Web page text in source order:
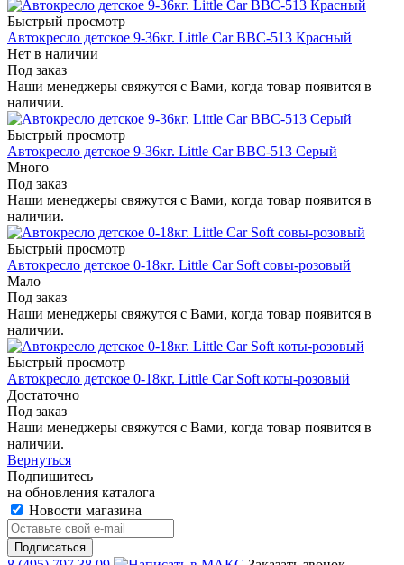
Быстрый просмотр
Автокресло детское 9-36кг. Little Car BBC-513 Красный
Нет в наличии
Под заказ
Наши менеджеры свяжутся с Вами, когда товар появится в
наличии.
Быстрый просмотр
Автокресло детское 9-36кг. Little Car BBC-513 Серый
Много
Под заказ
Наши менеджеры свяжутся с Вами, когда товар появится в
наличии.
Быстрый просмотр
Автокресло детское 0-18кг. Little Car Soft совы-розовый
Мало
Под заказ
Наши менеджеры свяжутся с Вами, когда товар появится в
наличии.
Быстрый просмотр
Автокресло детское 0-18кг. Little Car Soft коты-розовый
Достаточно
Под заказ
Наши менеджеры свяжутся с Вами, когда товар появится в
наличии.
Вернуться
Подпишитесь
на обновления каталога
Новости магазина